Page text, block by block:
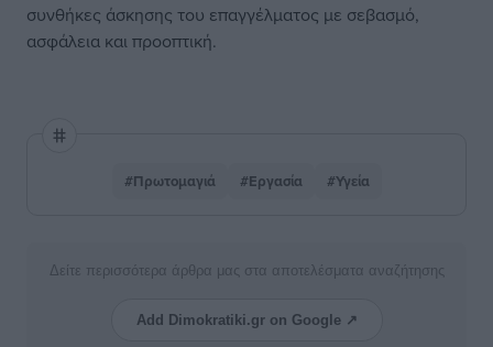
συνθήκες άσκησης του επαγγέλματος με σεβασμό,
ασφάλεια και προοπτική.
#Πρωτομαγιά #Εργασία #Υγεία
Δείτε περισσότερα άρθρα μας στα αποτελέσματα αναζήτησης
Add Dimokratiki.gr on Google ↗